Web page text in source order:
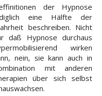
der Hypnose
eine Hälfte der
beschreiben. Nicht
daß Hypnose durchaus
wirken
nein, sie kann auch in
mit anderen
über sich selbst